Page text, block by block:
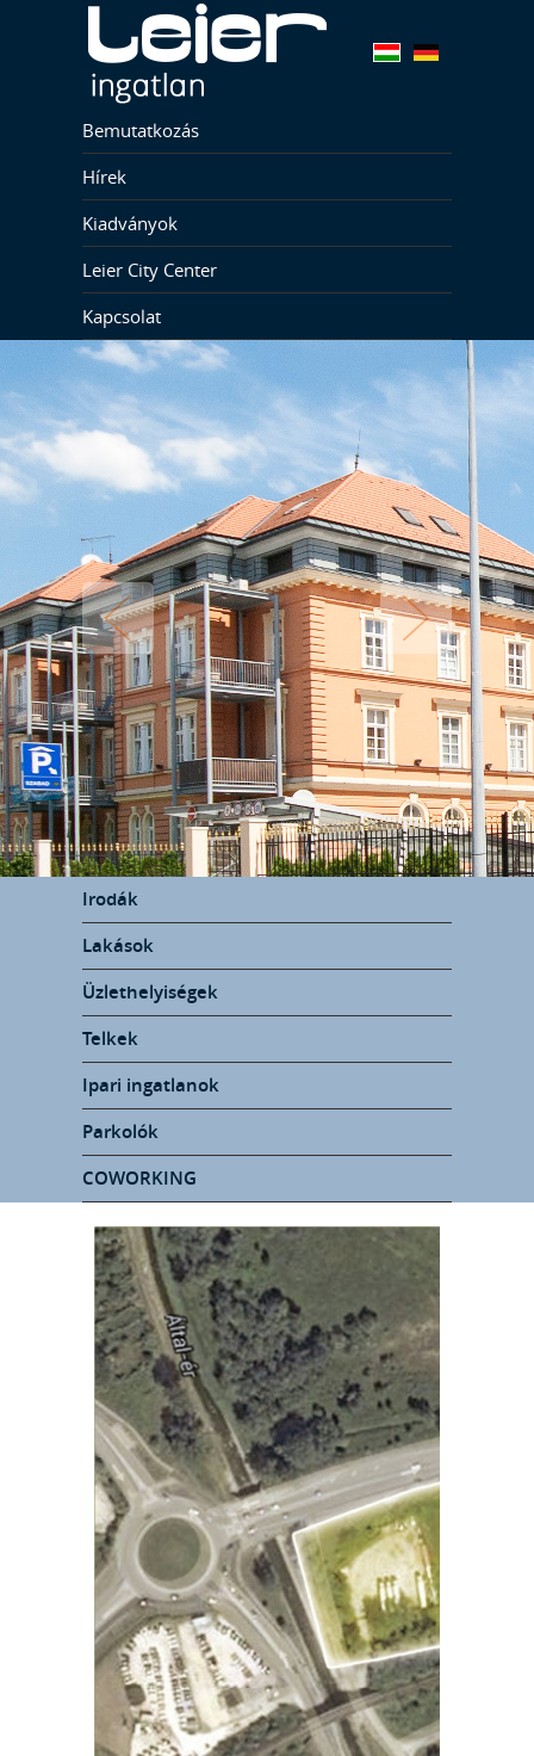
Bemutatkozás
Hírek
Kiadványok
Leier City Center
Kapcsolat
Irodák
Lakások
Üzlethelyiségek
Telkek
Ipari ingatlanok
Parkolók
COWORKING